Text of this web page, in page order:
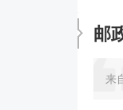
邮
来